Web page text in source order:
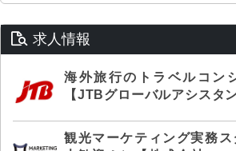
求人情報
海外旅行のトラベルコン
【JTBグローバルアシスタン
観光マーケティング実務ス